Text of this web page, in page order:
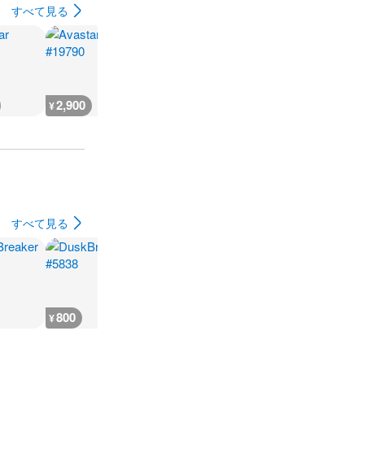
すべて見る
¥2,900
すべて見る
¥800